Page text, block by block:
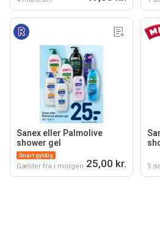
Sanex eller Palmolive
shower gel
Snart gyldig
Gælder fra i morgen 25,00 kr. 5